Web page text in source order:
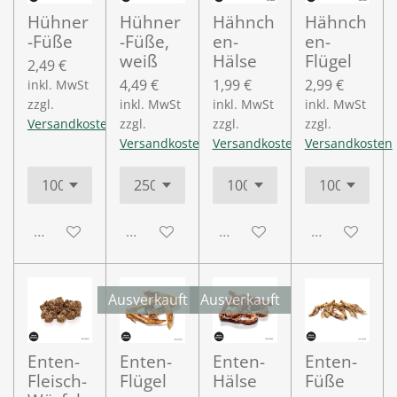
Hühner
-Füße
2,49 €
inkl. MwSt
zzgl.
Versandkosten
Deaktiviert
Hühner
-Füße,
weiß
4,49 €
inkl. MwSt
zzgl.
Versandkosten
Deaktiviert
Hähnch
en-
Hälse
1,99 €
inkl. MwSt
zzgl.
Versandkosten
Deaktiviert
Hähnch
en-
Flügel
2,99 €
inkl. MwSt
zzgl.
Versandkosten
Deaktiviert
Enten-
Fleisch-
Ausverkauft
Enten-
Flügel
Ausverkauft
Enten-
Hälse
Enten-
Füße